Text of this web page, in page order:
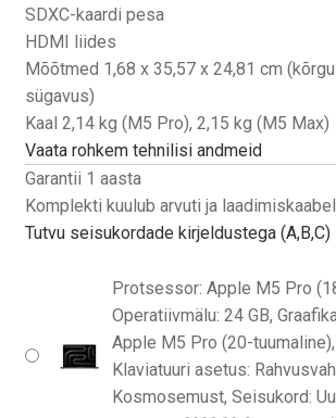
SDXC-kaardi pesa
HDMI liides
Mõõtmed 1,68 x 35,57 x 24,81 cm
sügavus)
Kaal 2,14 kg (M5 Pro), 2,15 kg (M5 Max)
Vaata rohkem tehnilisi andmeid
Garantii 1 aasta
Komplekti kuulub arvuti ja laadimiskaabel
Tutvu seisukordade kirjeldustega (A,B,C)
Protsessor: Apple M5 Pro
Operatiivmälu: 24 GB,
Apple M5 Pro (20-
Klaviatuuri asetus:
Kosmosemust, Seisukord: